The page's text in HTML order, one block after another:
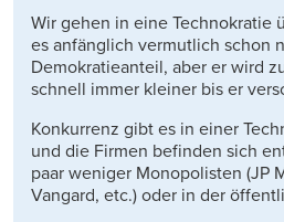
Wir gehen in eine Technokratie
es anfänglich vermutlich schon
Demokratieanteil, aber er wird
schnell immer kleiner bis er
Konkurrenz gibt es in einer
und die Firmen befinden sich
paar weniger Monopolisten (JP
Vangard, etc.) oder in der